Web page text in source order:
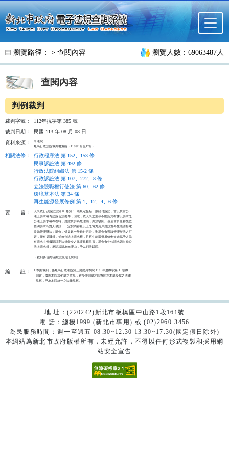
跳至主要內容
瀏覽路徑： > 查閱內容 瀏覽人數：69063487人
查閱內容
判例裁判
裁判字號：
112年抗字第 385 號
裁判日期：
民國 113 年 08 月 08 日
資料來源：
司法院
最高行政法院裁判書彙編（113年1月至12月）
相關法條 ：
行政程序法 第 152、153 條
民事訴訟法 第 492 條
行政法院組織法 第 15-2 條
行政訴訟法 第 107、272、8 條
立法院職權行使法 第 60、62 條
環境基本法 第 34 條
再生能源發展條例 第 1、12、4、6 條
要
旨：
人民依行政訴訟法第 8  條第 1  項規定提起一般給付訴訟，非以其有公
法上請求權為起訴合法要件，因此，依人民之主張不能認其有據以請求之
公法上請求權存在時，應認其訴為無理由，判決駁回。基金會於原審先位
聲明請求相對人修訂「一定契約容量以上之電力用戶應設置再生能源發電
設備管理辦法」部分，係提起一般給付訴訟，則基金會對該管理辦法之訂
定，僅有提議權，並無公法上請求權，且再生能源發展條例並未賦予人民
有請求主管機關訂定法規命令之保護規範意旨，基金會先位請求因欠缺公
法上請求權，應認其訴為無理由，予以判決駁回。
（裁判要旨內容由法源資訊撰寫）
編 註：
1.本則裁判，係最高行政法院第三庭提具本院 113  年度徵字第 1  號徵
  詢書，徵詢本院其他庭之意見，經受徵詢庭均回復同意本庭擬採之法律
  見解，已為本院統一之法律見解。
地 址：(220242)新北市板橋區中山路1段161號
電 話：總機1999 (新北市專用) 或 (02)2960-3456
為民服務時間：週一至週五 08:30~12:30 13:30~17:30(國定假日除外)
本網站為新北市政府版權所有，未經允許，不得以任何形式複製和採用網
站安全宣告